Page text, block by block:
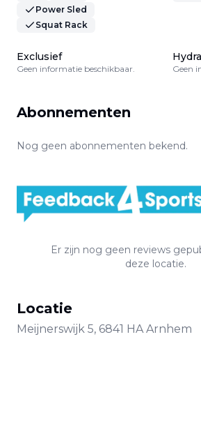
Power Sled
Squat Rack
Exclusief
Geen informatie beschikbaar. Geen
Abonnementen
Nog geen abonnementen bekend.
Er zijn nog geen reviews
deze locatie.
Locatie
Meijnerswijk 5, 6841 HA Arnhem